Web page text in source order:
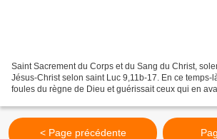
Saint Sacrement du Corps et du Sang du Christ,
Jésus-Christ selon saint Luc 9,11b-17. En ce temps-
foules du règne de Dieu et guérissait ceux qui en
< Page précédente